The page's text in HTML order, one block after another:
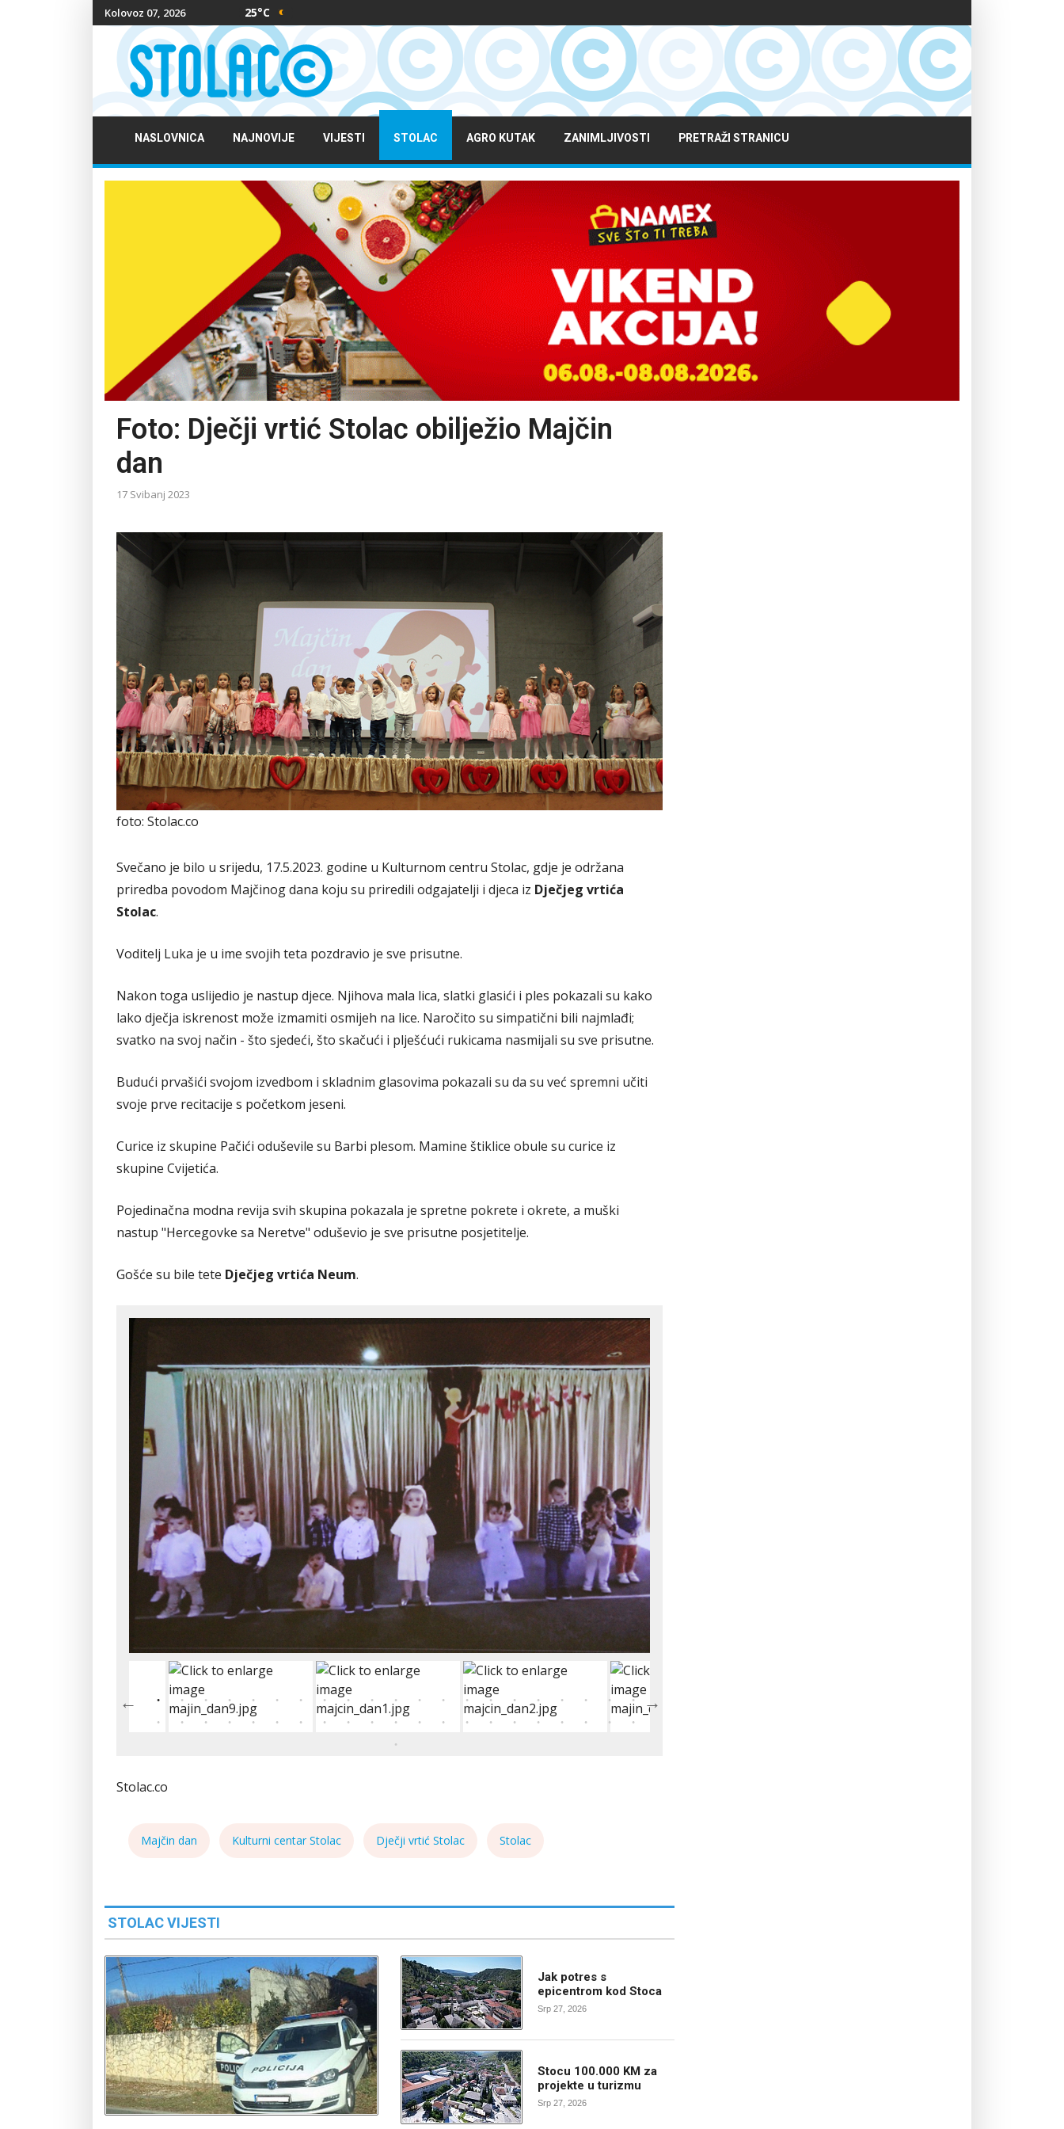
Kolovoz 07, 2026 25°C
NASLOVNICA NAJNOVIJE VIJESTI STOLAC AGRO KUTAK ZANIMLJIVOSTI PRETRAŽI STRANICU
Foto: Dječji vrtić Stolac obilježio Majčin
dan
17 Svibanj 2023
foto: Stolac.co
Svečano je bilo u srijedu, 17.5.2023. godine u Kulturnom centru Stolac, gdje je održana
priredba povodom Majčinog dana koju su priredili odgajatelji i djeca iz Dječjeg vrtića
Stolac.
Voditelj Luka je u ime svojih teta pozdravio je sve prisutne.
Nakon toga uslijedio je nastup djece. Njihova mala lica, slatki glasići i ples pokazali su kako
lako dječja iskrenost može izmamiti osmijeh na lice. Naročito su simpatični bili najmlađi;
svatko na svoj način - što sjedeći, što skačući i plješćući rukicama nasmijali su sve prisutne.
Budući prvašići svojom izvedbom i skladnim glasovima pokazali su da su već spremni učiti
svoje prve recitacije s početkom jeseni.
Curice iz skupine Pačići oduševile su Barbi plesom. Mamine štiklice obule su curice iz
skupine Cvijetića.
Pojedinačna modna revija svih skupina pokazala je spretne pokrete i okrete, a muški
nastup "Hercegovke sa Neretve" oduševio je sve prisutne posjetitelje.
Gošće su bile tete Dječjeg vrtića Neum.
Stolac.co
Majčin dan Kulturni centar Stolac Dječji vrtić Stolac Stolac
STOLAC VIJESTI
Jak potres s
epicentrom kod Stoca
Srp 27, 2026
Stocu 100.000 KM za
projekte u turizmu
Srp 27, 2026